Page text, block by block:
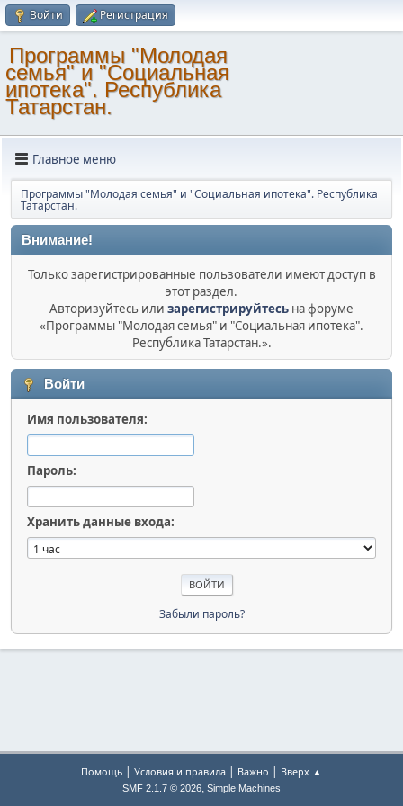
Войти Регистрация
Программы "Молодая
семья" и "Социальная
ипотека". Республика
Татарстан.
Главное меню
Программы "Молодая семья" и "Социальная ипотека". Республика
Татарстан.
Внимание!
Только зарегистрированные пользователи имеют доступ в
этот раздел.
Авторизуйтесь или зарегистрируйтесь на форуме
«Программы "Молодая семья" и "Социальная ипотека".
Республика Татарстан.».
Войти
Имя пользователя:
Пароль:
Хранить данные входа:
Забыли пароль?
Помощь | Условия и правила | Важно | Вверх ▲
SMF 2.1.7 © 2026, Simple Machines